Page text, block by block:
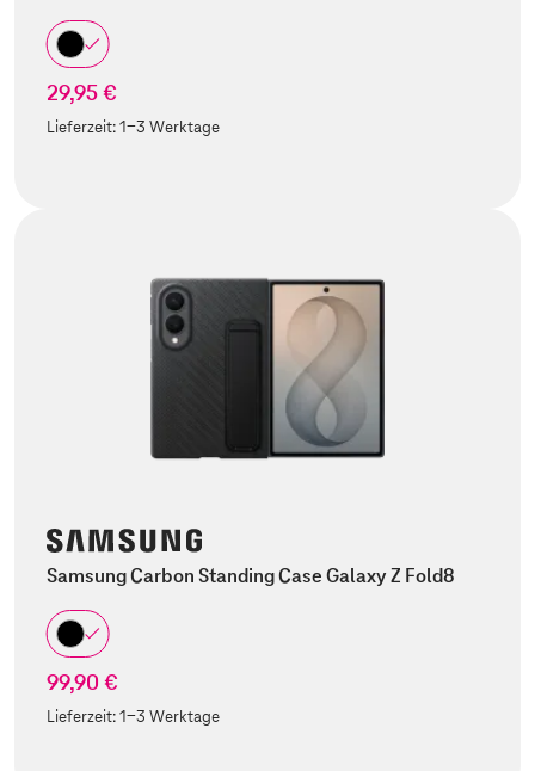
29,95 €
Lieferzeit:1-3 Werktage
Samsung Carbon Standing Case Galaxy Z Fold8
99,90 €
Lieferzeit:1-3 Werktage